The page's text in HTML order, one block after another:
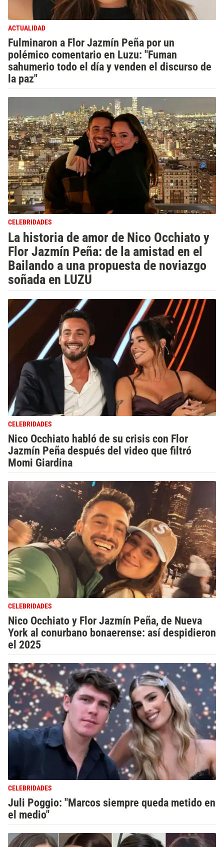
ACTUALIDAD
Fulminaron a Flor Jazmín Peña por un
polémico comentario en Luzu: "Fuman
sahumerio todo el día y venden el discurso de
la paz"
CELEBRIDADES
La historia de amor de Nico Occhiato y
Flor Jazmín Peña: de la amistad en el
Bailando a una propuesta de noviazgo
soñada en LUZU
CELEBRIDADES
Nico Occhiato habló de su crisis con Flor
Jazmín Peña después del video que filtró
Momi Giardina
CELEBRIDADES
Nico Occhiato y Flor Jazmín Peña, de Nueva
York al conurbano bonaerense: así despidieron
el 2025
CELEBRIDADES
Juli Poggio: "Marcos siempre queda metido en
el medio"